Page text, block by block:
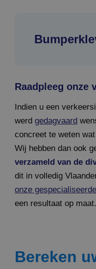
Raadpleeg onze
Indien u een
werd gedagvaard
concreet te weten
Wij hebben dan ook
verzameld van de
dit in volledig
onze
een resultaat op maat.
Bereken